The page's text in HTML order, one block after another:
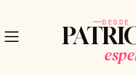
DESDE